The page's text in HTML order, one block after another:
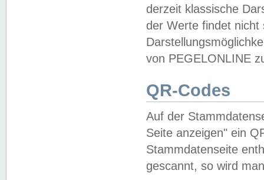
derzeit klassische
der Werte findet
von PEGELONLINE
QR-Codes
Auf der
Seite anzeigen" ein
Stammdatenseite
gescannt, so wird